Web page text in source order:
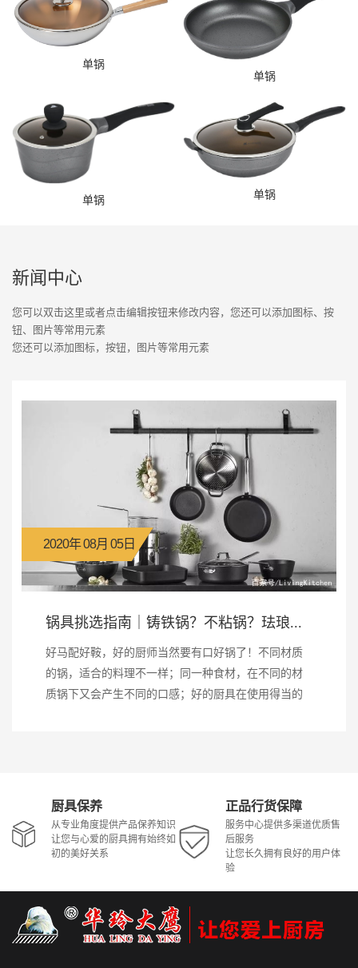
单锅
单锅
单锅 单锅
新闻中心
您可以双击这里或者点击编辑按钮来修改内容，您还可以添加图标、按
钮、图片等常用元素
您还可以添加图标，按钮，图片等常用元素
2020年 08月 05日
锅具挑选指南｜铸铁锅？不粘锅？珐琅...
好马配好鞍，好的厨师当然要有口好锅了！不同材质
的锅，适合的料理不一样；同一种食材，在不同的材
质锅下又会产生不同的口感；好的厨具在使用得当的
厨具保养
从专业角度提供产品保养知识
让您与心爱的厨具拥有始终如
初的美好关系
正品行货保障
服务中心提供多渠道优质售
后服务
让您长久拥有良好的用户体
验